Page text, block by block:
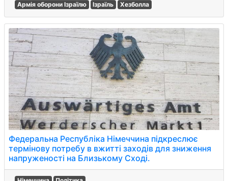
Армія оборони Ізраїлю Ізраїль Хезболла
Федеральна Республіка Німеччина підкреслює
термінову потребу в вжитті заходів для зниження
напруженості на Близькому Сході.